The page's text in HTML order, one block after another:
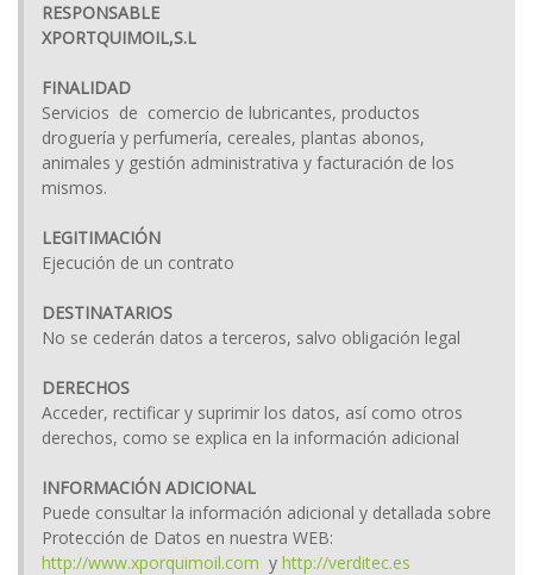
RESPONSABLE
XPORTQUIMOIL,S.L
FINALIDAD
Servicios de comercio de lubricantes, productos
droguería y perfumería, cereales, plantas abonos,
animales y gestión administrativa y facturación de los
mismos.
LEGITIMACIÓN
Ejecución de un contrato
DESTINATARIOS
No se cederán datos a terceros, salvo obligación legal
DERECHOS
Acceder, rectificar y suprimir los datos, así como otros
derechos, como se explica en la información adicional
INFORMACIÓN ADICIONAL
Puede consultar la información adicional y detallada sobre
Protección de Datos en nuestra WEB:
http://www.xporquimoil.com y http://verditec.es